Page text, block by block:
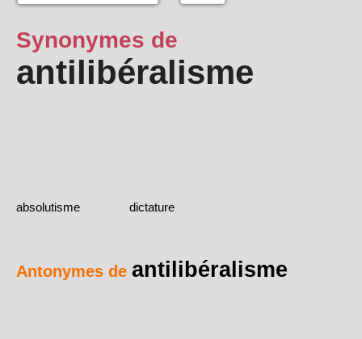
Synonymes de
antilibéralisme
absolutisme dictature
Antonymes de antilibéralisme